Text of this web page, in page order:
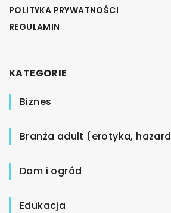
POLITYKA PRYWATNOŚCI
REGULAMIN
KATEGORIE
Biznes
Branża adult (erotyka,
Dom i ogród
Edukacja